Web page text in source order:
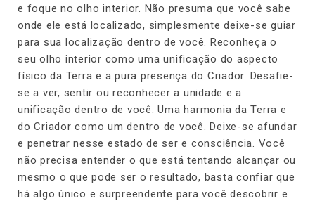
e foque no olho interior. Não presuma que você sabe
onde ele está localizado, simplesmente deixe-se guiar
para sua localização dentro de você. Reconheça o
seu olho interior como uma unificação do aspecto
físico da Terra e a pura presença do Criador. Desafie-
se a ver, sentir ou reconhecer a unidade e a
unificação dentro de você. Uma harmonia da Terra e
do Criador como um dentro de você. Deixe-se afundar
e penetrar nesse estado de ser e consciência. Você
não precisa entender o que está tentando alcançar ou
mesmo o que pode ser o resultado, basta confiar que
há algo único e surpreendente para você descobrir e